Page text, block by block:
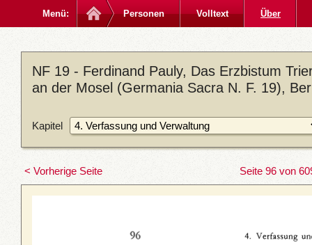
Menü: Personen Volltext Über
NF 19 - Ferdinand Pauly, Das Erzbistum
an der Mosel (Germania Sacra N. F. 19),
Kapitel
< Vorherige Seite Seite 96 von